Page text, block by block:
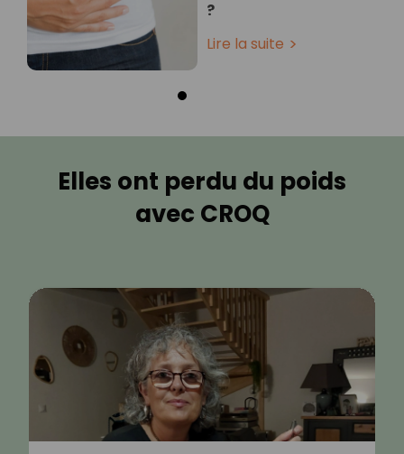
?
Lire la suite
Elles ont perdu du poids
avec CROQ